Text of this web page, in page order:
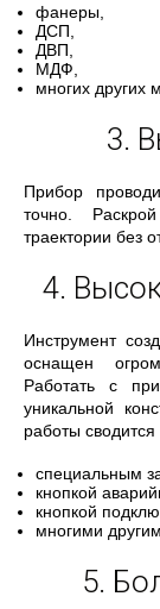
фанеры,
ДСП,
ДВП,
МДФ,
многих других
3.
Прибор
точно.
траектории без
4.
Инструмент
оснащен
Работать с
уникальной
работы
специальным
кнопкой
кнопкой
многими
5.